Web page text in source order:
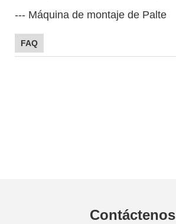
--- Máquina de montaje de Palte
FAQ
Contáctenos